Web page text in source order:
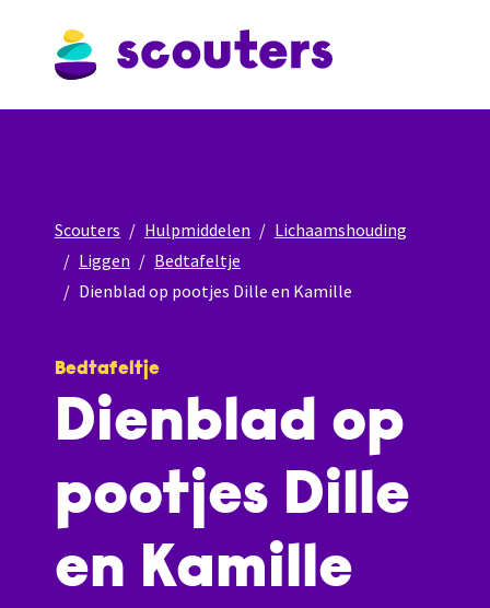
Scouters Hulpmiddelen
Lichaamshouding
Liggen
Bedtafeltje
Dienblad op pootjes Dille en Kamille
Bedtafeltje
Dienblad op
pootjes Dille
en Kamille